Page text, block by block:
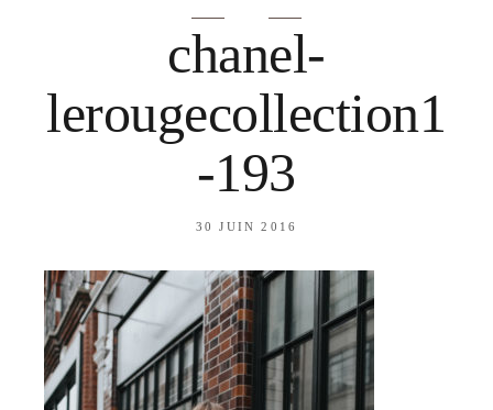
chanel-
lerougecollection1
-193
30 JUIN 2016